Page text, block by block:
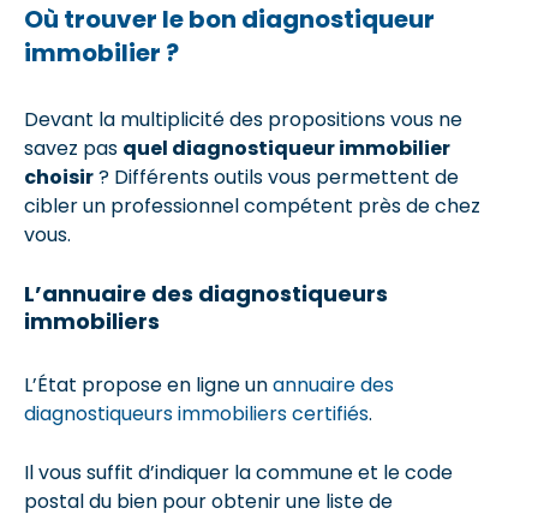
Où trouver le bon diagnostiqueur
immobilier ?
Devant la multiplicité des propositions vous ne
savez pas quel diagnostiqueur immobilier
choisir? Différents outils vous permettent de
cibler un professionnel compétent près de chez
vous.
L’annuaire des diagnostiqueurs
immobiliers
L’État propose en ligne unannuaire des
diagnostiqueurs immobiliers certifiés.
Il vous suffit d’indiquer la commune et le code
postal du bien pour obtenir une liste de